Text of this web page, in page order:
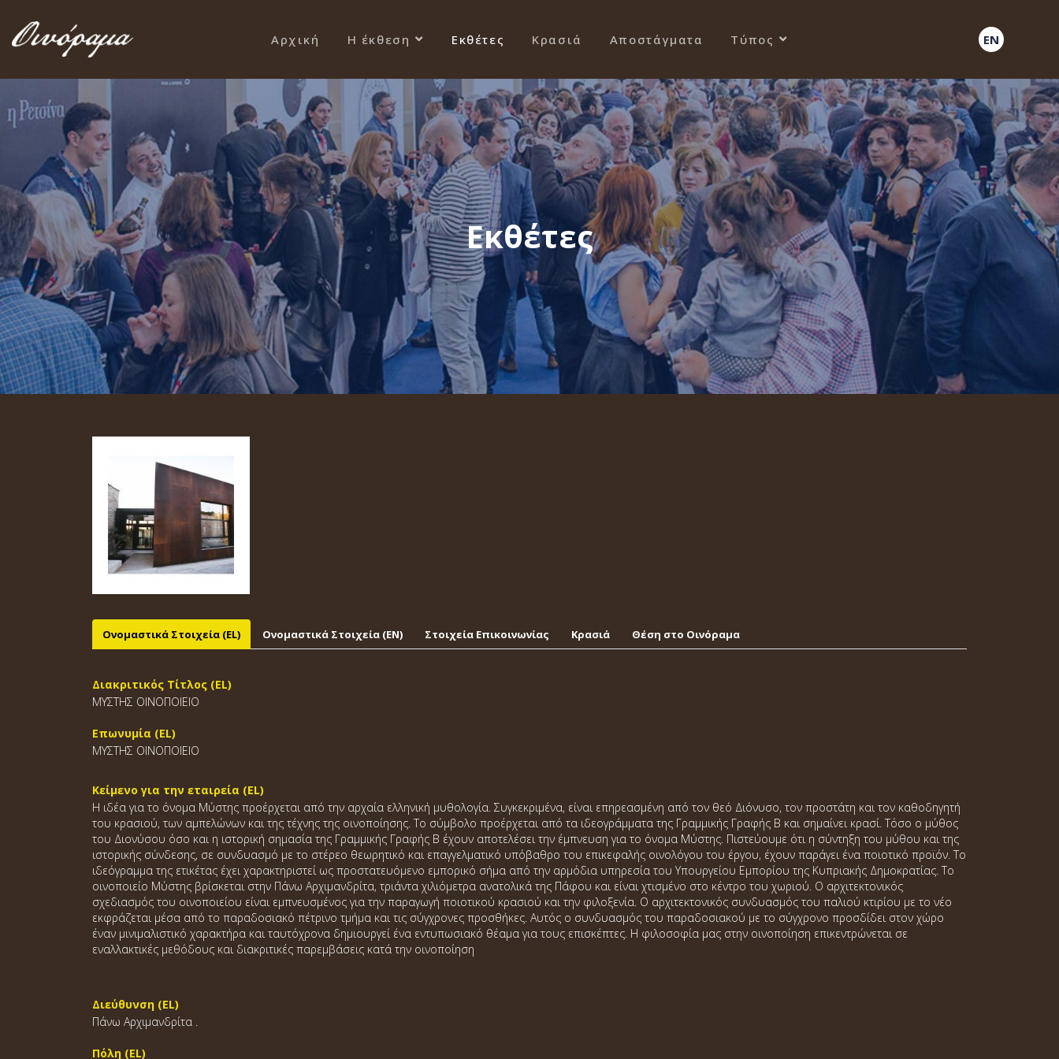
Αρχική Η έκθεση Εκθέτες Κρασιά Αποστάγματα Τύπος EN
Εκθέτες
Ονομαστικά Στοιχεία (EL) Ονομαστικά Στοιχεία (EΝ) Στοιχεία Επικοινωνίας Κρασιά Θέση στο Οινόραμα
Διακριτικός Τίτλος (EL)
ΜΥΣΤΗΣ ΟΙΝΟΠΟΙΕΙΟ
Επωνυμία (EL)
ΜΥΣΤΗΣ ΟΙΝΟΠΟΙΕΙΟ
Κείμενο για την εταιρεία (EL)
Η ιδέα για το όνομα Μύστης προέρχεται από την αρχαία ελληνική μυθολογία. Συγκεκριμένα, είναι επηρεασμένη από τον θεό Διόνυσο, τον προστάτη και τον καθοδηγητή
του κρασιού, των αμπελώνων και της τέχνης της οινοποίησης. Το σύμβολο προέρχεται από τα ιδεογράμματα της Γραμμικής Γραφής Β και σημαίνει κρασί. Τόσο ο μύθος
του Διονύσου όσο και η ιστορική σημασία της Γραμμικής Γραφής Β έχουν αποτελέσει την έμπνευση για το όνομα Μύστης. Πιστεύουμε ότι η σύντηξη του μύθου και της
ιστορικής σύνδεσης, σε συνδυασμό με το στέρεο θεωρητικό και επαγγελματικό υπόβαθρο του επικεφαλής οινολόγου του έργου, έχουν παράγει ένα ποιοτικό προϊόν. Το
ιδεόγραμμα της ετικέτας έχει χαρακτηριστεί ως προστατευόμενο εμπορικό σήμα από την αρμόδια υπηρεσία του Υπουργείου Εμπορίου της Κυπριακής Δημοκρατίας. Το
οινοποιείο Μύστης βρίσκεται στην Πάνω Αρχιμανδρίτα, τριάντα χιλιόμετρα ανατολικά της Πάφου και είναι χτισμένο στο κέντρο του χωριού. Ο αρχιτεκτονικός
σχεδιασμός του οινοποιείου είναι εμπνευσμένος για την παραγωγή ποιοτικού κρασιού και την φιλοξενία. Ο αρχιτεκτονικός συνδυασμός του παλιού κτιρίου με το νέο
εκφράζεται μέσα από το παραδοσιακό πέτρινο τμήμα και τις σύγχρονες προσθήκες. Αυτός ο συνδυασμός του παραδοσιακού με το σύγχρονο προσδίδει στον χώρο
έναν μινιμαλιστικό χαρακτήρα και ταυτόχρονα δημιουργεί ένα εντυπωσιακό θέαμα για τους επισκέπτες. Η φιλοσοφία μας στην οινοποίηση επικεντρώνεται σε
εναλλακτικές μεθόδους και διακριτικές παρεμβάσεις κατά την οινοποίηση
Διεύθυνση (EL)
Πάνω Αρχιμανδρίτα .
Πόλη (EL)